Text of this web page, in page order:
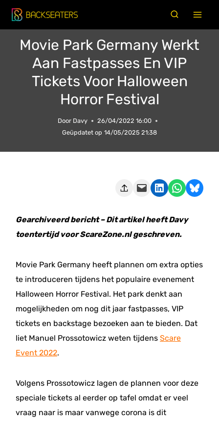
Doorgaan
naar
Movie Park Germany Werkt
Aan Fastpasses En VIP
Tickets Voor Halloween
Horror Festival
Door Davy
26/04/2022 16:00
Geüpdatet op 14/05/2025 21:38
Deze pagina e-mailen Delen op LinkedIn Delen via WhatsApp Share on Bluesky
Gearchiveerd bericht – Dit artikel heeft Davy
toentertijd voor ScareZone.nl geschreven.
Movie Park Germany heeft plannen om extra opties
te introduceren tijdens het populaire evenement
Halloween Horror Festival. Het park denkt aan
mogelijkheden om nog dit jaar fastpasses, VIP
tickets en backstage bezoeken aan te bieden. Dat
liet Manuel Prossotowicz weten tijdens Scare
Event 2022.
Volgens Prossotowicz lagen de plannen voor deze
speciale tickets al eerder op tafel omdat er veel
vraag naar is maar vanwege corona is dit